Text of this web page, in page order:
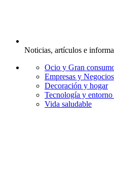
Noticias, artículos e
Ocio y Gran
Empresas y Negocios
Decoración y hogar
Tecnología y
Vida saludable